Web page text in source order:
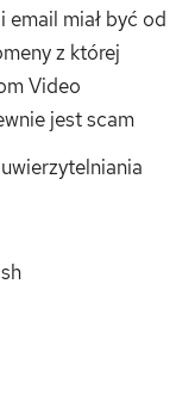
email miał być od
z której
Video
jest scam